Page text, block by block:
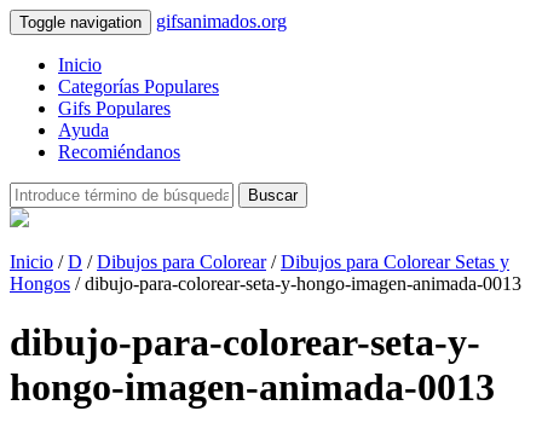
Toggle navigation gifsanimados.org
Inicio
Categorías Populares
Gifs Populares
Ayuda
Recomiéndanos
Buscar
Inicio /D /Dibujos para Colorear/Dibujos para Colorear Setas y
Hongos / dibujo-para-colorear-seta-y-hongo-imagen-animada-0013
dibujo-para-colorear-seta-y-
hongo-imagen-animada-0013